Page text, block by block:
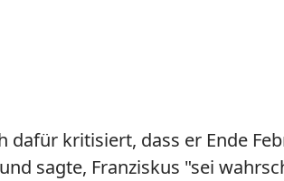
dafür kritisiert, dass er Ende
sagte, Franziskus "sei